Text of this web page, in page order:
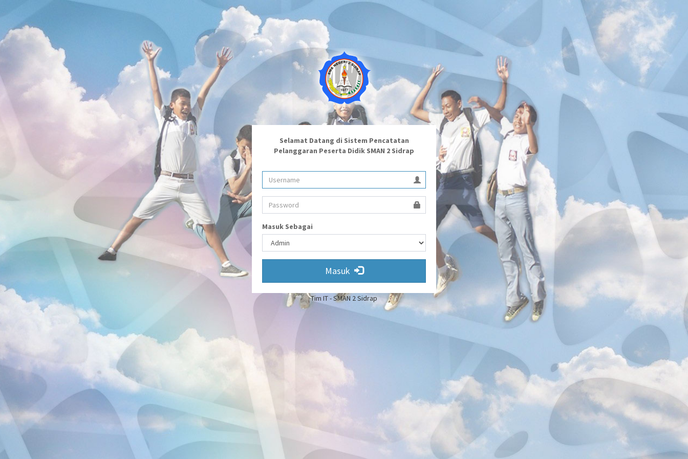
Selamat Datang di Sistem Pencatatan
Pelanggaran Peserta Didik SMAN 2 Sidrap
Masuk Sebagai
Masuk
Tim IT - SMAN 2 Sidrap